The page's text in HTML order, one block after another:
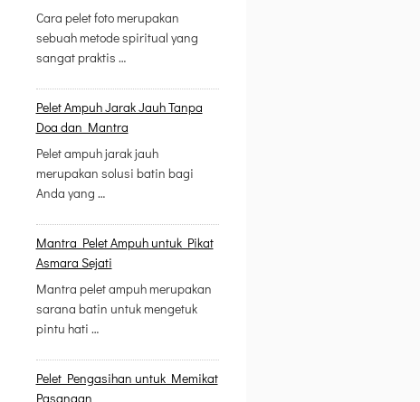
Cara pelet foto merupakan
sebuah metode spiritual yang
sangat praktis …
Pelet Ampuh Jarak Jauh Tanpa
Doa dan Mantra
Pelet ampuh jarak jauh
merupakan solusi batin bagi
Anda yang …
Mantra Pelet Ampuh untuk Pikat
Asmara Sejati
Mantra pelet ampuh merupakan
sarana batin untuk mengetuk
pintu hati …
Pelet Pengasihan untuk Memikat
Pasangan